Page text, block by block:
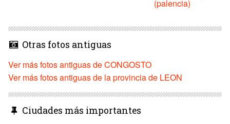
(palencia)
Otras fotos antiguas
Ver más fotos antiguas de CONGOSTO
Ver más fotos antiguas de la provincia de LEON
Ciudades más importantes